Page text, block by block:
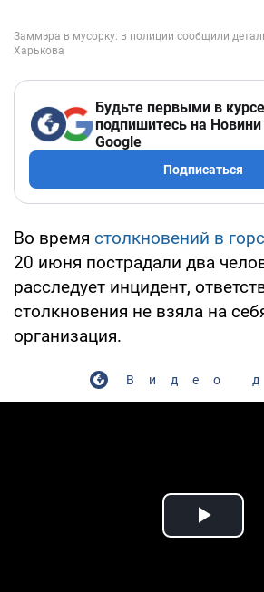
Будьте первыми в
подпишитесь на Новини
Google
Подписаться
Во время столкновений в
20 июня пострадали два
расследует инцидент,
столкновения не взяла на
организация.
Видео
Play